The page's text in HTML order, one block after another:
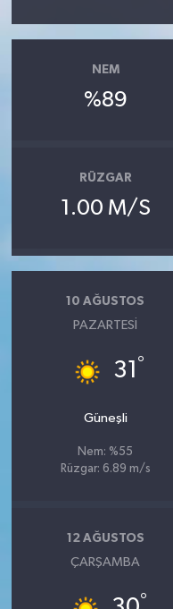
NEM
%89
RÜZGAR
1.00 M/S
10 AĞUSTOS
PAZARTESI
31 °
Güneşli
Nem: %55
Rüzgar: 6.89 m/s
12 AĞUSTOS
ÇARŞAMBA
°